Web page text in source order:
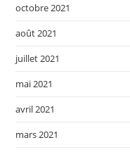
octobre 2021
août 2021
juillet 2021
mai 2021
avril 2021
mars 2021